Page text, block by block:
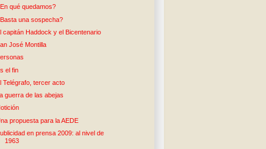
qué quedamos?
una sospecha?
capitán Haddock y el Bicentenario
José Montilla
el fin
Telégrafo, tercer acto
guerra de las abejas
propuesta para la AEDE
en prensa 2009: al nivel de
1963